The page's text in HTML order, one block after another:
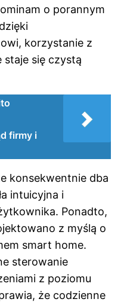
o porannym
korzystanie z
staje się czystą
firmy i
konsekwentnie dba
intuicyjna i
Ponadto,
z myślą o
smart home.
sterowanie
z poziomu
że codzienne